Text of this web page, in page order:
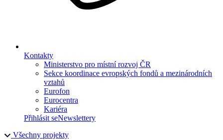
Kontakty
Ministerstvo pro místní rozvoj ČR
Sekce koordinace evropských fondů a mezinárodních
vztahů
Eurofon
Eurocentra
Kariéra
Přihlásit seNewslettery
Všechny projekty